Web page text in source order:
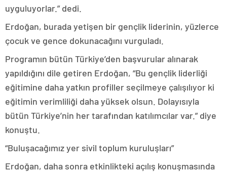
uyguluyorlar.” dedi.
Erdoğan, burada yetişen bir gençlik liderinin, yüzlerce
çocuk ve gence dokunacağını vurguladı.
Programın bütün Türkiye’den başvurular alınarak
yapıldığını dile getiren Erdoğan, “Bu gençlik liderliği
eğitimine daha yatkın profiller seçilmeye çalışılıyor ki
eğitimin verimliliği daha yüksek olsun. Dolayısıyla
bütün Türkiye’nin her tarafından katılımcılar var.” diye
konuştu.
“Buluşacağımız yer sivil toplum kuruluşları”
Erdoğan, daha sonra etkinlikteki açılış konuşmasında